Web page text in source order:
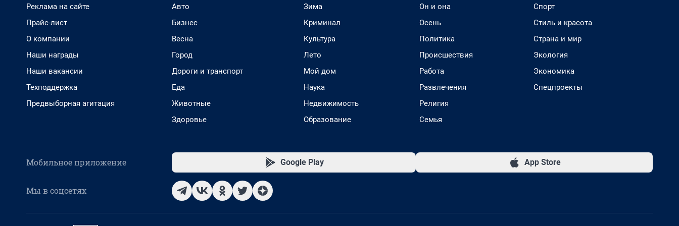
Реклама на сайте
Прайс-лист
О компании
Наши награды
Наши вакансии
Техподдержка
Предвыборная агитация
Авто
Бизнес
Весна
Город
Дороги и транспорт
Еда
Животные
Здоровье
Зима
Криминал
Культура
Лето
Мой дом
Наука
Недвижимость
Образование
Он и она
Осень
Политика
Происшествия
Работа
Развлечения
Религия
Семья
Спорт
Стиль и красота
Страна и мир
Экология
Экономика
Спецпроекты
Мобильное приложение Google Play App Store
Мы в соцсетях